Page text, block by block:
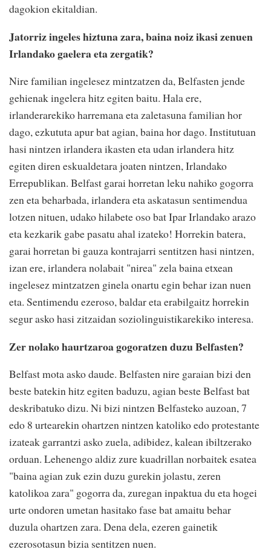
dagokion ekitaldian.
Jatorriz ingeles hiztuna zara, baina noiz ikasi zenuen
Irlandako gaelera eta zergatik?
Nire familian ingelesez mintzatzen da, Belfasten jende
gehienak ingelera hitz egiten baitu. Hala ere,
irlanderarekiko harremana eta zaletasuna familian hor
dago, ezkututa apur bat agian, baina hor dago. Institutuan
hasi nintzen irlandera ikasten eta udan irlandera hitz
egiten diren eskualdetara joaten nintzen, Irlandako
Errepublikan. Belfast garai horretan leku nahiko gogorra
zen eta beharbada, irlandera eta askatasun sentimendua
lotzen nituen, udako hilabete oso bat Ipar Irlandako arazo
eta kezkarik gabe pasatu ahal izateko! Horrekin batera,
garai horretan bi gauza kontrajarri sentitzen hasi nintzen,
izan ere, irlandera nolabait "nirea" zela baina etxean
ingelesez mintzatzen ginela onartu egin behar izan nuen
eta. Sentimendu ezeroso, baldar eta erabilgaitz horrekin
segur asko hasi zitzaidan soziolinguistikarekiko interesa.
Zer nolako haurtzaroa gogoratzen duzu Belfasten?
Belfast mota asko daude. Belfasten nire garaian bizi den
beste batekin hitz egiten baduzu, agian beste Belfast bat
deskribatuko dizu. Ni bizi nintzen Belfasteko auzoan, 7
edo 8 urtearekin ohartzen nintzen katoliko edo protestante
izateak garrantzi asko zuela, adibidez, kalean ibiltzerako
orduan. Lehenengo aldiz zure kuadrillan norbaitek esatea
"baina agian zuk ezin duzu gurekin jolastu, zeren
katolikoa zara" gogorra da, zuregan inpaktua du eta hogei
urte ondoren umetan hasitako fase bat amaitu behar
duzula ohartzen zara. Dena dela, ezeren gainetik
ezerosotasun bizia sentitzen nuen.